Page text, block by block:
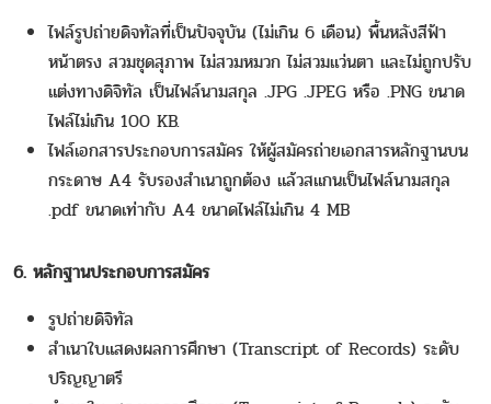
ไฟล์รูปถ่ายดิจทัลที่เป็นปัจจุบัน (ไม่เกิน 6 เดือน) พื้นหลังสีฟ้า
หน้าตรง สวมชุดสุภาพ ไม่สวมหมวก ไม่สวมแว่นตา และไม่ถูกปรับ
แต่งทางดิจิทัล เป็นไฟล์นามสกุล .JPG .JPEG หรือ .PNG ขนาด
ไฟล์ไม่เกิน 100 KB.
ไฟล์เอกสารประกอบการสมัคร ให้ผู้สมัครถ่ายเอกสารหลักฐานบน
กระดาษ A4 รับรองสำเนาถูกต้อง แล้วสแกนเป็นไฟล์นามสกุล
.pdf ขนาดเท่ากับ A4 ขนาดไฟล์ไม่เกิน 4 MB
6. หลักฐานประกอบการสมัคร
รูปถ่ายดิจิทัล
สำเนาใบแสดงผลการศึกษา (Transcript of Records) ระดับ
ปริญญาตรี